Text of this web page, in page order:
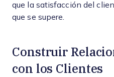
que la satisfacción del
que se supere.
Construir
con los Clientes